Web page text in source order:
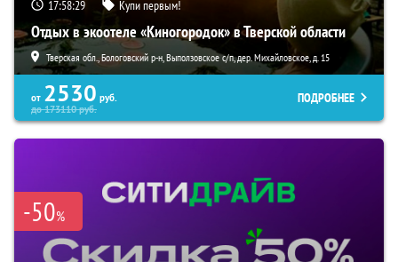
17:58:28 Купи первым!
Отдых в экоотеле «Киногородок» в Тверской области
Тверская обл., Бологовский р-н, Выползовское с/п, дер. Михайловское, д. 15
от 2530 руб.
до173110руб.
ПОДРОБНЕЕ
-50%